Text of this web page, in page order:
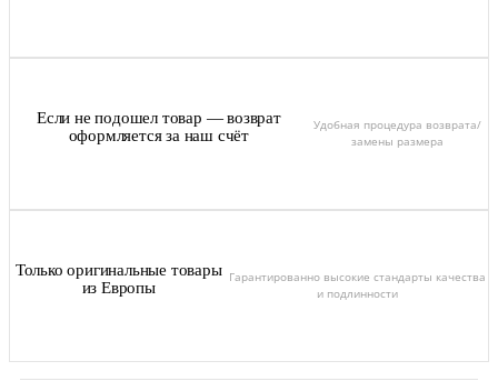
Если не подошел товар — возврат
оформляется за наш счёт
Удобная процедура возврата/
замены размера
Только оригинальные товары
из Европы
Гарантированно высокие стандарты качества
и подлинности